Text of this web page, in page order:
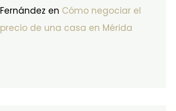
Fernández en Cómo negociar el
precio de una casa en Mérida